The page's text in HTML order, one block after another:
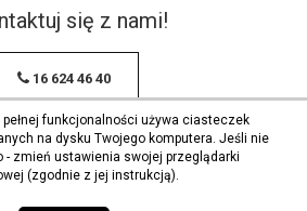
się z nami!
16 624 46 40
funkcjonalności używa ciasteczek
na dysku Twojego komputera. Jeśli nie
- zmień ustawienia swojej przeglądarki
(zgodnie z jej instrukcją).